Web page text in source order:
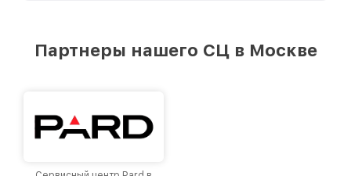
Москве, постоянно повышая уровень доверия
Партнеры нашего СЦ в Москве